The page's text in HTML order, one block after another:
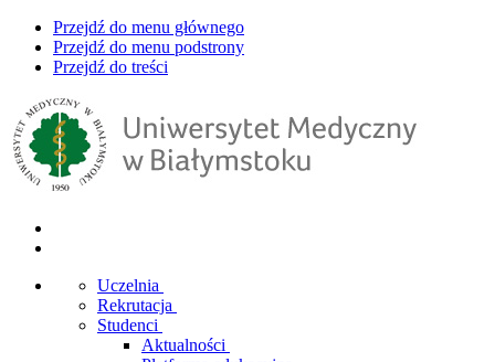
Przejdź do menu głównego
Przejdź do menu podstrony
Przejdź do treści
Uczelnia
Rekrutacja
Studenci
Aktualności